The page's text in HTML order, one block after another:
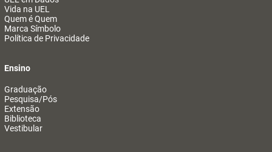
Vida na UEL
Quem é Quem
Marca Símbolo
Política de Privacidade
Ensino
Graduação
Pesquisa/Pós
Extensão
Biblioteca
Vestibular